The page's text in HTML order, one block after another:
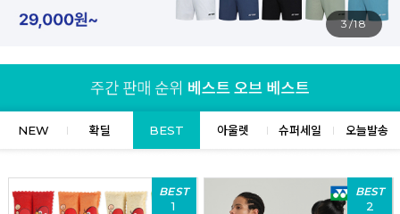
4/18
NEW 확딜 BEST 아울렛 슈퍼세일 오늘발송
BEST
1
BEST
2